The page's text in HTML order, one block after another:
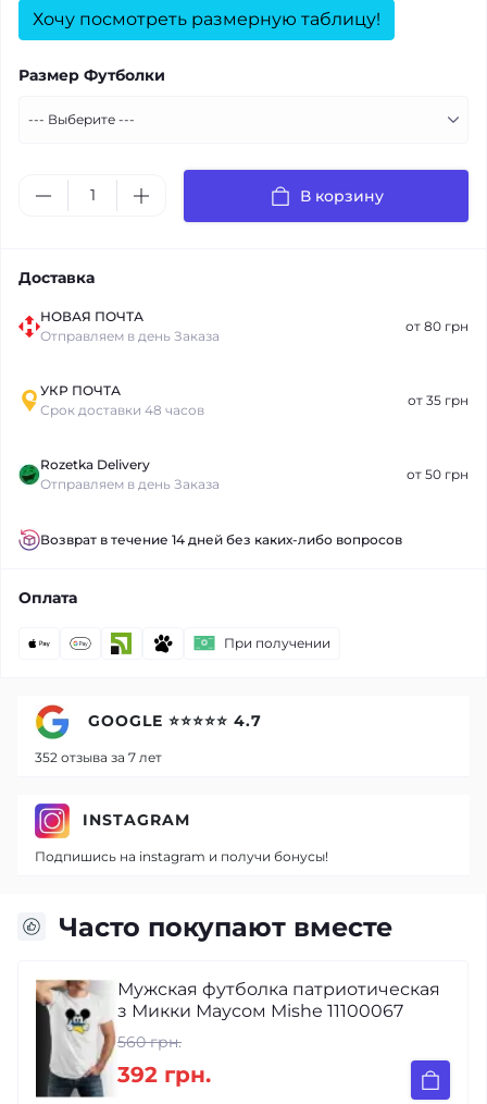
Хочу посмотреть размерную таблицу!
Размер Футболки
В корзину
Доставка
НОВАЯ ПОЧТА
Отправляем в день Заказа
от 80 грн
УКР ПОЧТА
Срок доставки 48 часов
от 35 грн
Rozetka Delivery
Отправляем в день Заказа
от 50 грн
Возврат в течение 14 дней без каких-либо вопросов
Оплата
При получении
Часто покупают вместе
Мужская футболка патриотическая
з Микки Маусом Mishe 11100067
560 грн.
392 грн.
GOOGLE ⭐⭐⭐⭐⭐ 4.7
352 отзыва за 7 лет
INSTAGRAM
Подпишись на instagram и получи бонусы!